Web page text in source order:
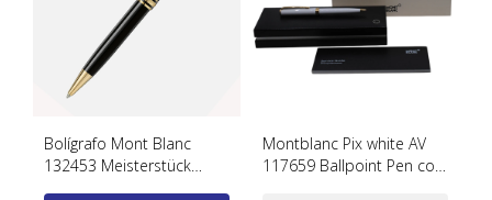
Bolígrafo Mont Blanc
132453 Meisterstück
Montblanc Pix white AV
117659 Ballpoint Pen con